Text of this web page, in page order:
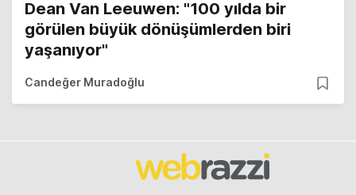
Dean Van Leeuwen: "100 yılda bir
görülen büyük dönüşümlerden biri
yaşanıyor"
Candeğer Muradoğlu